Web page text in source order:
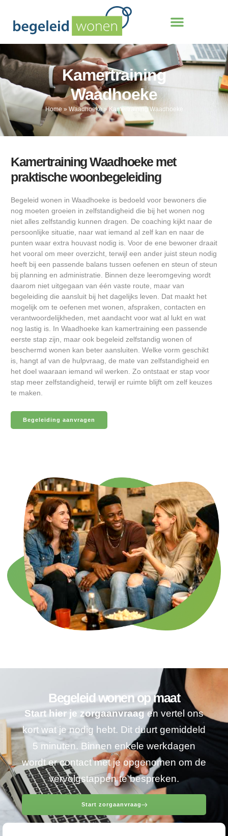
Kamertraining
Waadhoeke
Home » Waadhoeke»Kamertraining Waadhoeke
Kamertraining Waadhoeke met
praktische woonbegeleiding
Begeleid wonen in Waadhoeke is bedoeld voor bewoners die
nog moeten groeien in zelfstandigheid die bij het wonen nog
niet alles zelfstandig kunnen dragen. De coaching kijkt naar de
persoonlijke situatie, naar wat iemand al zelf kan en naar de
punten waar extra houvast nodig is. Voor de ene bewoner draait
het vooral om meer overzicht, terwijl een ander juist steun nodig
heeft bij een passende balans tussen oefenen en steun of steun
bij planning en administratie. Binnen deze leeromgeving wordt
daarom niet uitgegaan van één vaste route, maar van
begeleiding die aansluit bij het dagelijks leven. Dat maakt het
mogelijk om te oefenen met wonen, afspraken, contacten en
verantwoordelijkheden, met aandacht voor wat al lukt en wat
nog lastig is. In Waadhoeke kan kamertraining een passende
eerste stap zijn, maar ook begeleid zelfstandig wonen of
beschermd wonen kan beter aansluiten. Welke vorm geschikt
is, hangt af van de hulpvraag, de mate van zelfstandigheid en
het doel waaraan iemand wil werken. Zo ontstaat er stap voor
stap meer zelfstandigheid, terwijl er ruimte blijft om zelf keuzes
te maken.
Begeleiding aanvragen
Begeleid wonen op maat
Start hier je zorgaanvraagen vertel ons
kort wat je nodig hebt. Dit duurt gemiddeld
5 minuten. Binnen enkele werkdagen
wordt er contact met je opgenomen om de
vervolgstappen te bespreken.
Start zorgaanvraag